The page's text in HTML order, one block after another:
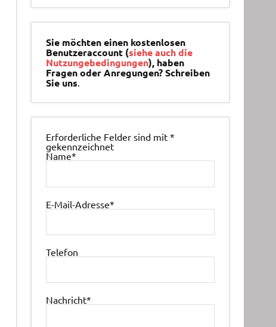
Sie möchten einen kostenlosen
Benutzeraccount (siehe auch die
Nutzungebedingungen), haben
Fragen oder Anregungen? Schreiben
Sie uns.
Erforderliche Felder sind mit*
gekennzeichnet
Name*
E-Mail-Adresse*
Telefon
Nachricht*